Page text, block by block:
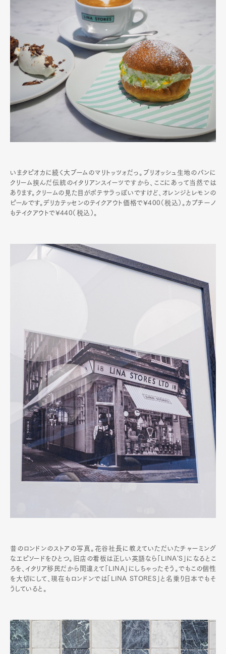
いまタピオカに続く大ブームのマリトッツォだっ。ブリオッシュ生地のパンに
クリーム挟んだ伝統のイタリアンスイーツですから、ここにあって当然では
あります。クリームの見た目がポテサラっぽいですけど、オレンジとレモンの
ピールです。デリカテッセンのテイクアウト価格で¥400（税込）。カプチーノ
もテイクアウトで¥440（税込）。
昔のロンドンのストアの写真。花谷社長に教えていただいたチャーミング
なエピソードをひとつ。旧店の看板は正しい英語なら「LINA'S」になるとこ
ろを、イタリア移民だから間違えて「LINA」にしちゃったそう。でもこの個性
を大切にして、現在もロンドンでは「LINA STORES」と名乗り日本でもそ
うしていると。